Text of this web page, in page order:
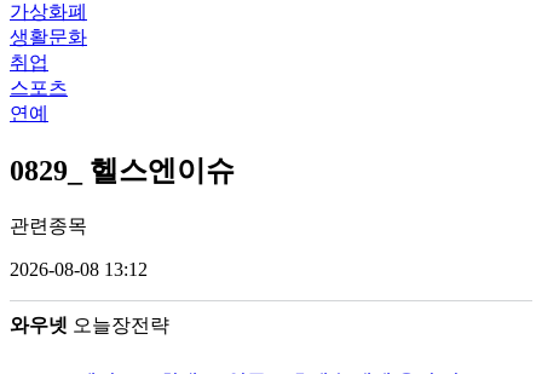
가상화폐
생활문화
취업
스포츠
연예
0829_ 헬스엔이슈
관련종목
2026-08-08 13:12
와우넷 오늘장전략